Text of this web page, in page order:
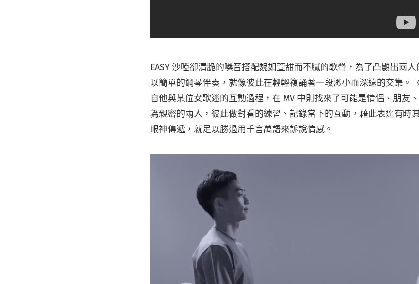
EASY 沙啞卻清脆的嗓音搭配魏如萱甜而不膩的歌聲，為了凸顯出兩
以簡單的鋼琴伴奏，就像彼此在輕輕複誦著一段渺小而深遠的交集。
自他與某位女歌迷的互動過程，在 MV 中則找來了可能是情侶、朋友
為親密的兩人，彼此做對看的練習、記錄當下的互動，藉此表達有時
眼神傳遞，就足以勝過用千言萬語來訴說情感。